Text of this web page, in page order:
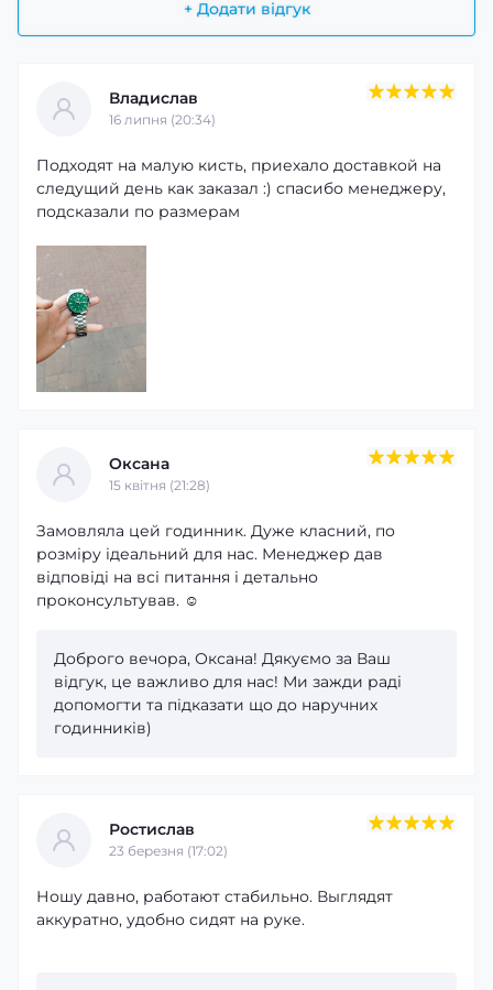
+ Додати відгук
Владислав
16 липня (20:34)
Подходят на малую кисть, приехало доставкой на
следущий день как заказал :) спасибо менеджеру,
подсказали по размерам
Оксана
15 квітня (21:28)
Замовляла цей годинник. Дуже класний, по
розміру ідеальний для нас. Менеджер дав
відповіді на всі питання і детально
проконсультував. ☺️
Доброго вечора, Оксана! Дякуємо за Ваш
відгук, це важливо для нас! Ми зажди раді
допомогти та підказати що до наручних
годинників)
Ростислав
23 березня (17:02)
Ношу давно, работают стабильно. Выглядят
аккуратно, удобно сидят на руке.